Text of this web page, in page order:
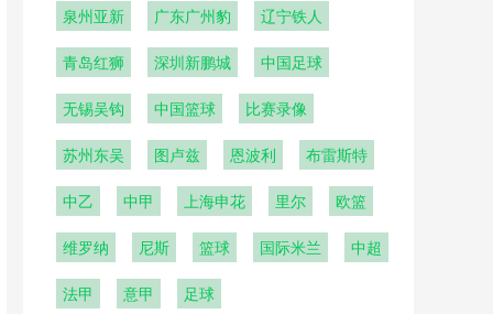
泉州亚新 广东广州豹 辽宁铁人
青岛红狮 深圳新鹏城 中国足球
无锡吴钩 中国篮球 比赛录像
苏州东吴 图卢兹 恩波利 布雷斯特
中乙 中甲 上海申花 里尔 欧篮
维罗纳 尼斯 篮球 国际米兰 中超
法甲 意甲 足球